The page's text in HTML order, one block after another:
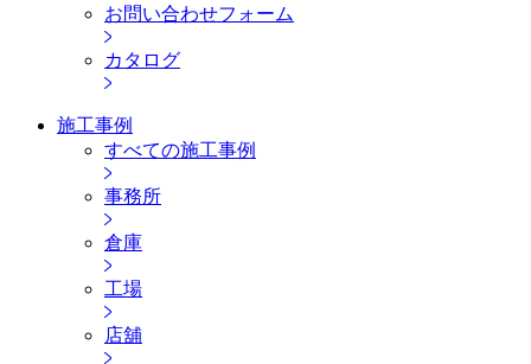
お問い合わせフォーム
カタログ
施工事例
すべての施工事例
事務所
倉庫
工場
店舖